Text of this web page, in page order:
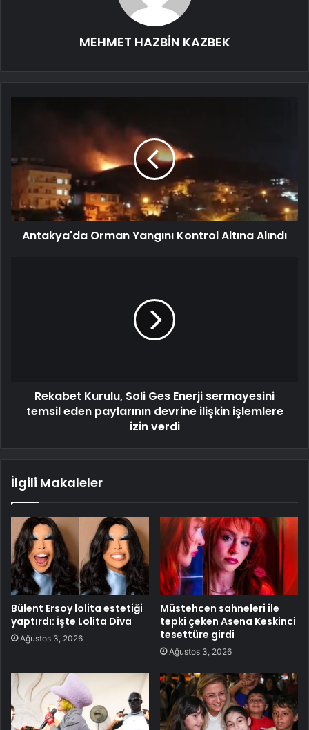
MEHMET HAZBİN KAZBEK
Antakya'da Orman Yangını Kontrol Altına Alındı
Rekabet Kurulu, Soli Ges Enerji sermayesini
temsil eden paylarının devrine ilişkin işlemlere
izin verdi
İlgili Makaleler
Bülent Ersoy lolita estetiği
yaptırdı: İşte Lolita Diva
Ağustos 3, 2026
Müstehcen sahneleri ile
tepki çeken Asena Keskinci
tesettüre girdi
Ağustos 3, 2026